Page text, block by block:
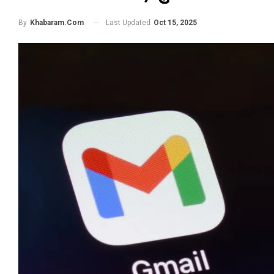
By Khabaram.Com Last Updated Oct 15, 2025